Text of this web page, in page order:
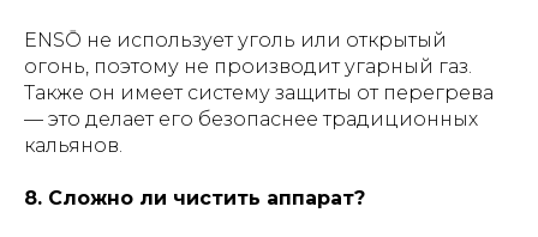
ENSŌ не использует уголь или открытый
огонь, поэтому не производит угарный газ.
Также он имеет систему защиты от перегрева
— это делает его безопаснее традиционных
кальянов.
8. Сложно ли чистить аппарат?